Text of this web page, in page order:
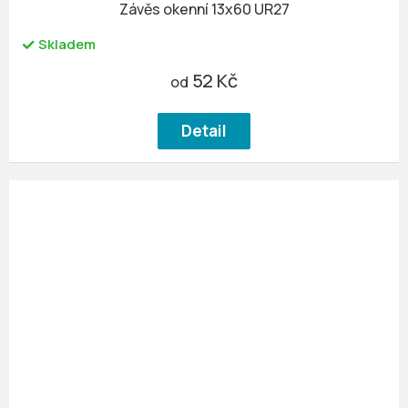
Závěs okenní 13x60 UR27
Skladem
od 52 Kč
Detail